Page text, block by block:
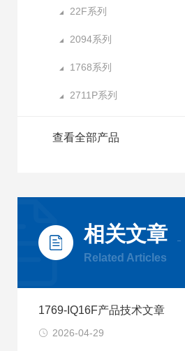
22F系列
2094系列
1768系列
2711P系列
查看全部产品
相关文章
Related Articles
1769-IQ16F产品技术文章
2026-04-29